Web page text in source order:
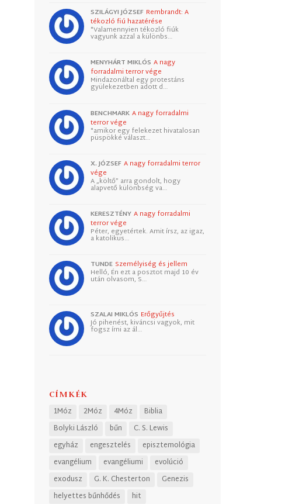
SZILÁGYI JÓZSEF Rembrandt: A
tékozló fiú hazatérése
"Valamennyien tékozló fiúk
vagyunk azzal a különbs…
MENYHÁRT MIKLÓS A nagy
forradalmi terror vége
Mindazonáltal egy protestáns
gyülekezetben adott d…
BENCHMARK A nagy forradalmi
terror vége
"amikor egy felekezet hivatalosan
püspökké választ…
X. JÓZSEF A nagy forradalmi terror
vége
A „költő” arra gondolt, hogy
alapvető különbség va…
KERESZTÉNY A nagy forradalmi
terror vége
Péter, egyetértek. Amit írsz, az igaz,
a katolikus…
TUNDE Személyiség és jellem
Helló, Én ezt a posztot majd 10 év
után olvasom, S…
SZALAI MIKLÓS Erőgyűjtés
Jó pihenést, kiváncsi vagyok, mit
fogsz írni az ál…
CÍMKÉK
1Móz 2Móz 4Móz
Biblia
Bolyki László
bűn
C. S. Lewis
egyház
engesztelés
episztemológia
evangélium
evangéliumi
evolúció
exodusz
G. K. Chesterton
Genezis
helyettes bűnhődés
hit